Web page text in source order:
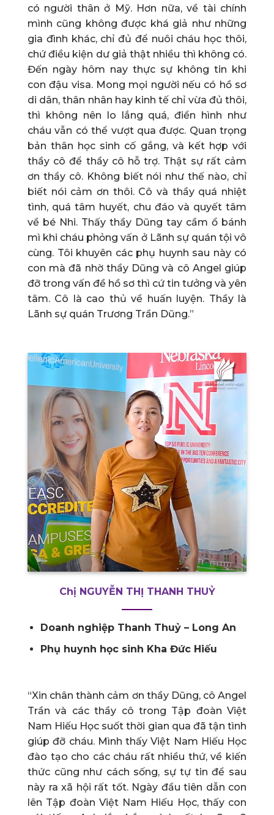
có người thân ở Mỹ. Hơn nữa, về tài chính
mình cũng không được khá giả như những
gia đình khác, chỉ đủ để nuôi cháu học thôi,
chứ điều kiện dư giả thật nhiều thì không có.
Đến ngày hôm nay thực sự không tin khi
con đậu visa. Mong mọi người nếu có hồ sơ
di dân, thân nhân hay kinh tế chỉ vừa đủ thôi,
thì không nên lo lắng quá, điển hình như
cháu vẫn có thể vượt qua được. Quan trọng
bản thân học sinh cố gắng, và kết hợp với
thầy cô để thầy cô hỗ trợ. Thật sự rất cảm
ơn thầy cô. Không biết nói như thế nào, chỉ
biết nói cảm ơn thôi. Cô và thầy quá nhiệt
tình, quá tâm huyết, chu đáo và quyết tâm
về bé Nhi. Thấy thầy Dũng tay cầm ổ bánh
mì khi cháu phỏng vấn ở Lãnh sự quán tội vô
cùng. Tôi khuyên các phụ huynh sau này có
con mà đã nhờ thầy Dũng và cô Angel giúp
đỡ trong vấn đề hồ sơ thì cứ tin tưởng và yên
tâm. Cô là cao thủ về huấn luyện. Thầy là
Lãnh sự quán Trương Trần Dũng.”
Chị NGUYỄN THỊ THANH THUỶ
Doanh nghiệp Thanh Thuỷ – Long An
Phụ huynh học sinh Kha Đức Hiếu
“Xin chân thành cảm ơn thầy Dũng, cô Angel
Trần và các thầy cô trong Tập đoàn Việt
Nam Hiếu Học suốt thời gian qua đã tận tình
giúp đỡ cháu. Mình thấy Việt Nam Hiếu Học
đào tạo cho các cháu rất nhiều thứ, về kiến
thức cũng như cách sống, sự tự tin để sau
này ra xã hội rất tốt. Ngày đầu tiên dẫn con
lên Tập đoàn Việt Nam Hiếu Học, thấy con